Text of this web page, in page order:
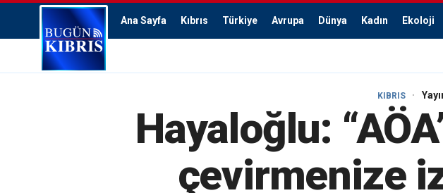
Ana Sayfa Kıbrıs Türkiye Avrupa Dünya Kadın Ekoloji
KIBRIS
Hayaloğlu:
çevirmenize